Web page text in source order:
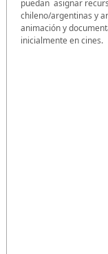
puedan asignar
chileno/argentinas y
animación y
inicialmente en cines.